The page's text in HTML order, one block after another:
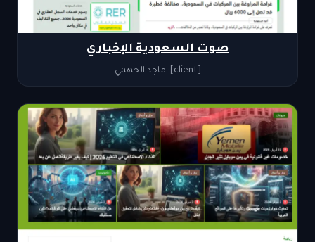
صوت السعودية الإخباري
[client]: ماجد الجهمي